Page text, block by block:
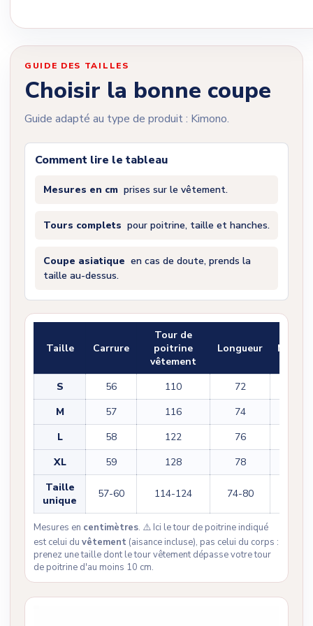
GUIDE DES TAILLES
Choisir la bonne coupe
Guide adapté au type de produit : Kimono.
Comment lire le tableau
Mesures en cm prises sur le vêtement.
Tours complets pour poitrine, taille et hanches.
Coupe asiatique en cas de doute, prends la
taille au-dessus.
Taille Carrure
Tour de
poitrine
vêtement
Longueur
S 56 110 72
M
57 116 74
L
58 122 76
XL
59 128 78
Taille
unique
57-60 114-124 74-80
Mesures en centimètres. ⚠️ Ici le tour de poitrine indiqué
est celui du vêtement (aisance incluse), pas celui du corps :
prenez une taille dont le tour vêtement dépasse votre tour
de poitrine d'au moins 10 cm.